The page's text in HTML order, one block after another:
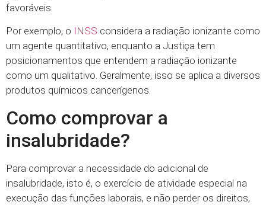
favoráveis.
Por exemplo, o INSS considera a radiação ionizante como
um agente quantitativo, enquanto a Justiça tem
posicionamentos que entendem a radiação ionizante
como um qualitativo. Geralmente, isso se aplica a diversos
produtos químicos cancerígenos.
Como comprovar a
insalubridade?
Para comprovar a necessidade do adicional de
insalubridade, isto é, o exercício de atividade especial na
execução das funções laborais, e não perder os direitos,